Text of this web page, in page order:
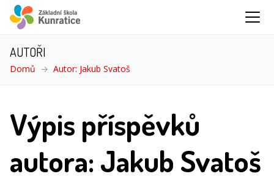
AUTOŘI
Domů Autor: Jakub Svatoš
Výpis příspěvků
autora: Jakub Svatoš